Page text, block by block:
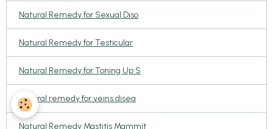
Natural Remedy for Sexual Diso
Natural Remedy for Testicular
Natural Remedy for Toning Up S
Natural remedy for veins disea
Natural Remedy Mastitis Mammit